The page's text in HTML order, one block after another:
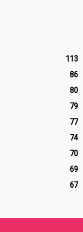
113
86
80
79
77
74
70
69
67